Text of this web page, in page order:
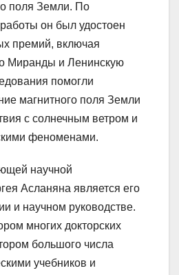
поля Земли. По
он был удостоен
премий, включая
Миранды и Ленинскую
помогли
магнитного поля Земли
с солнечным ветром и
феноменами.
научной
Асланяна является его
и научном руководстве.
многих докторских
большого числа
учебников и